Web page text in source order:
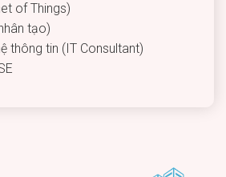
of Things)
tạo)
thông tin (IT Consultant)